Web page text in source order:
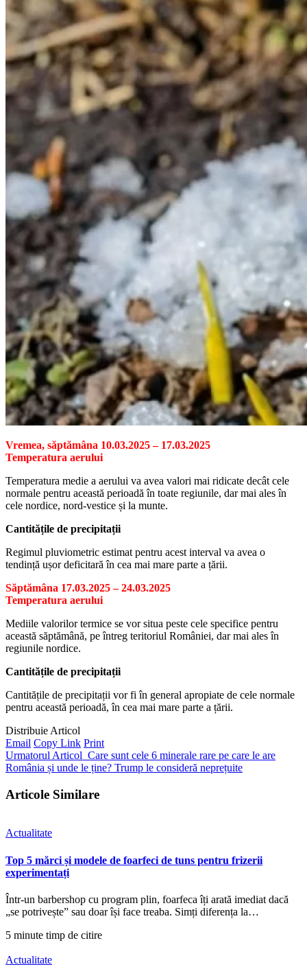
Vremea, săptămâna 10.03.2025 – 17.03.2025
Temperatura aerului
Temperatura medie a aerului va avea valori mai ridicate decât cele
normale pentru această perioadă în toate regiunile, dar mai ales în
cele nordice, nord-vestice și la munte.
Cantitățile de precipitații
Regimul pluviometric estimat pentru acest interval va avea o
tendință ușor deficitară în cea mai mare parte a țării.
Săptămâna 17.03.2025 – 24.03.2025
Temperatura aerului
Mediile valorilor termice se vor situa peste cele specifice pentru
această săptămână, pe întreg teritoriul României, dar mai ales în
regiunile nordice.
Cantitățile de precipitații
Cantitățile de precipitații vor fi în general apropiate de cele normale
pentru această perioadă, în cea mai mare parte a țării.
Distribuie Articol
Email Copy Link Print
Urmatorul Articol Care sunt cele 6 minerale rare pe care le are
România și unde le ține? Trump le consideră neprețuite
Articole Similare
Actualitate
Top 5 mărci și modele de foarfeci de tuns pentru frizerii
experimentați
Într-un barbershop cu program plin, foarfeca îți arată imediat dacă
„se potrivește” sau doar își face treaba. Simți diferența la…
5 minute timp de citire
Actualitate